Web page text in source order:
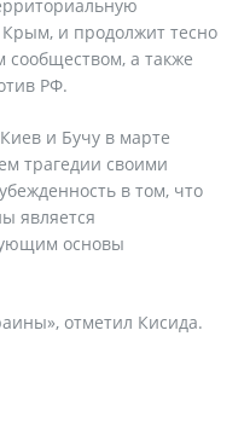
и продолжит тесно
а также
РФ.
и Бучу в марте
трагедии своими
в том, что
является
основы
отметил Кисида.